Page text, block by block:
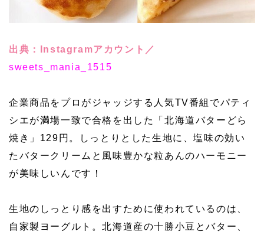
出典：Instagramアカウント／
sweets_mania_1515
企業商品をプロがジャッジする人気TV番組でパティ
シエが満場一致で合格を出した「北海道バターどら
焼き」129円。しっとりとした生地に、塩味の効い
たバタークリームと風味豊かな粒あんのハーモニー
が美味しいんです！
生地のしっとり感を出すために使われているのは、
自家製ヨーグルト。北海道産の十勝小豆とバター、